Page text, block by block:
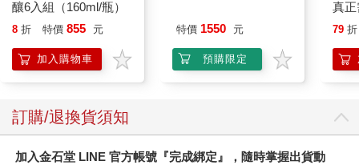
釀6入組（160ml/瓶）
8 折 特價 855 元
加入購物車
特價 1550 元
預購限定
真
實
79 折
訂購/退換貨須知
加入金石堂 LINE 官方帳號『完成綁定』，隨時掌握出貨動